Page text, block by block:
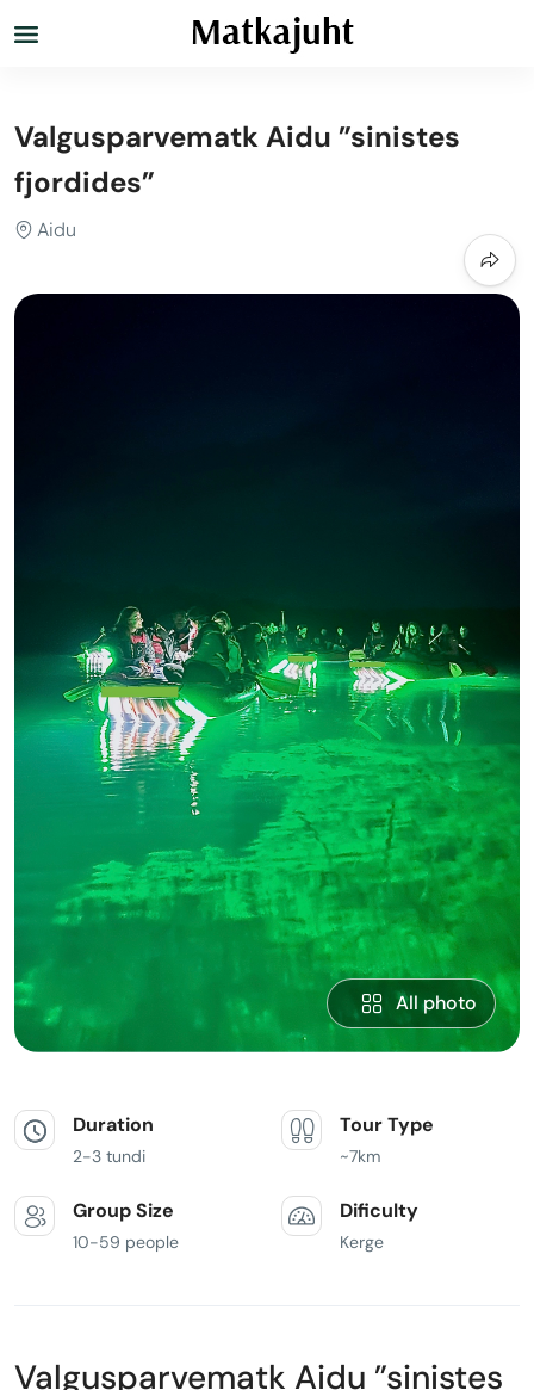
Valgusparvematk Aidu ”sinistes
fjordides”
Aidu
All photo
Duration
2-3 tundi
Tour Type
~7km
Group Size
10-59 people
Dificulty
Kerge
Valgusparvematk Aidu ”sinistes